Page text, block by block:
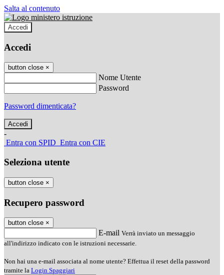
Salta al contenuto
Accedi
Accedi
button close ×
Nome Utente
Password
Password dimenticata?
-
Entra con SPID Entra con CIE
Seleziona utente
button close ×
Recupero password
button close ×
E-mail Verrà inviato un messaggio
all'indirizzo indicato con le istruzioni necessarie.
Non hai una e-mail associata al nome utente? Effettua il reset della password
tramite la Login Spaggiari